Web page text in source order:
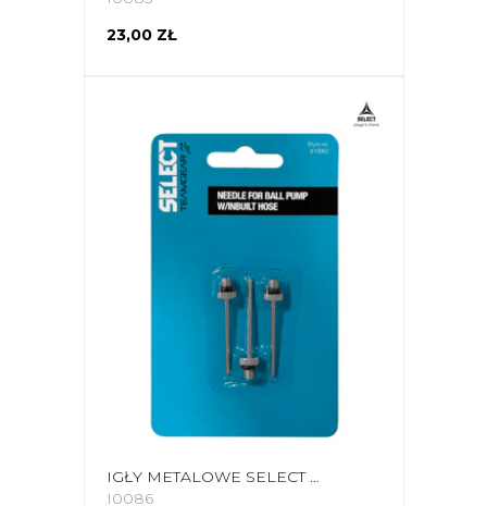
23,00 ZŁ
IGŁY METALOWE SELECT 3 SZT. 17476
I0086